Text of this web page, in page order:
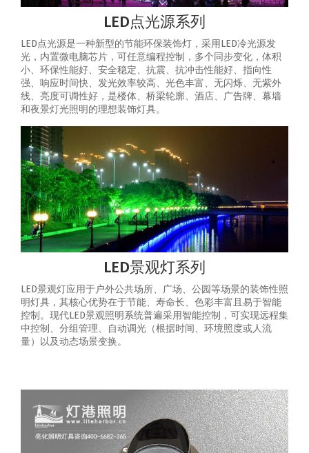
LED点光源系列
LED点光源是一种新型的节能环保装饰灯，采用LED冷光源发
光，内置微电脑芯片，可任意编程控制，多个同步变化，体积
小、环保性能好、安全稳定、抗震、抗冲击性能好、指向性
强、响应时间快、发光效率较高、光色丰富、无闪烁、无紫外
线、亮度可调性好，是楼体、桥梁轮廓、酒店、广告牌、幕墙
和夜景灯光照明的理想装饰灯具。
LED景观灯系列
LED景观灯应用于户外公共场所、广场、公园等场景的装饰性照
明灯具，其核心优势在于节能、寿命长、色彩丰富且易于智能
控制‌。‌现代LED景观照明系统普遍采用智能控制，可实现‌远程集
中控制、分组管理、自动调光（根据时间、环境照度或人流
量）以及动态场景变换‌。